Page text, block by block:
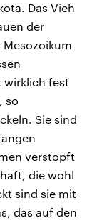
Das Vieh
der
wirklich fest
so
Sie sind
verstopft
die wohl
sind sie mit
das auf den